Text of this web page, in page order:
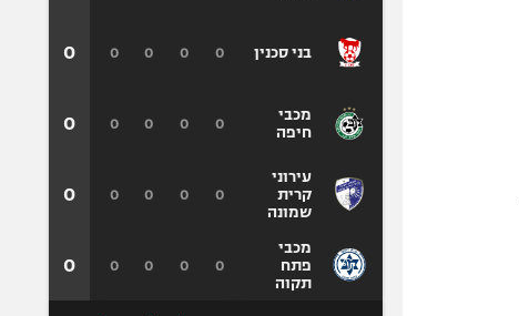
בני סכנין
מכבי
חיפה
עירוני
קרית
שמונה
מכבי
פתח
תקוה
0
0
0
0
0
0
0
0
0
0
0
0
0
0
0
0
0
0
0
0